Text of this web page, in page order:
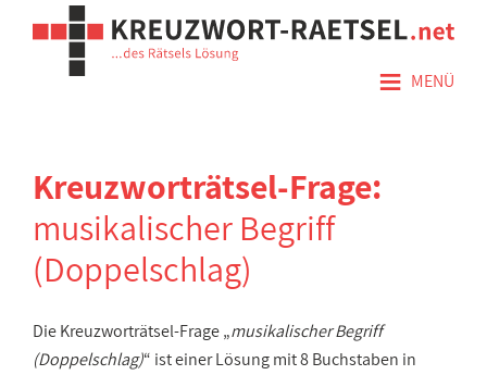
≡ MENÜ
Kreuzworträtsel-Frage:
musikalischer Begriff
(Doppelschlag)
Die Kreuzworträtsel-Frage „musikalischer Begriff
(Doppelschlag)“ ist einer Lösung mit 8 Buchstaben in